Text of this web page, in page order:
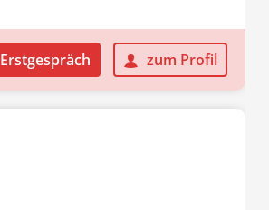
Erstgespräch zum Profil